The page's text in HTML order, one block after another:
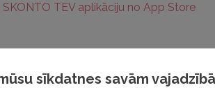
TEV aplikāciju no App Store
sīkdatnes savām